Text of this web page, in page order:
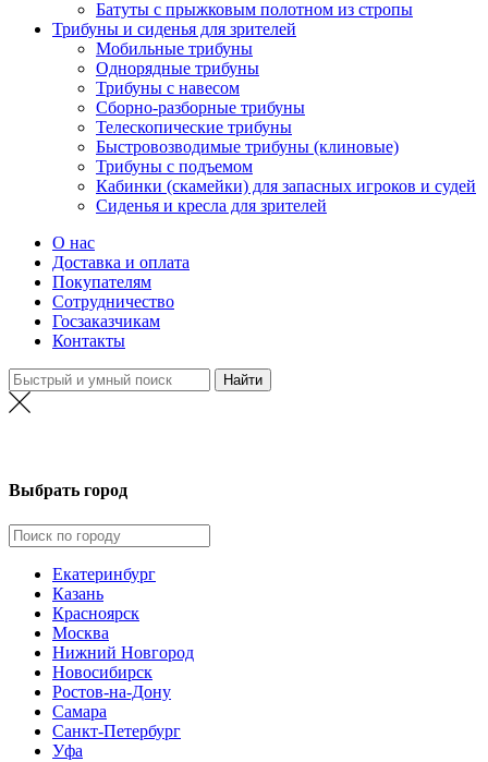
Батуты с прыжковым полотном из стропы
Трибуны и сиденья для зрителей
Мобильные трибуны
Однорядные трибуны
Трибуны с навесом
Сборно-разборные трибуны
Телескопические трибуны
Быстровозводимые трибуны (клиновые)
Трибуны с подъемом
Кабинки (скамейки) для запасных игроков и судей
Сиденья и кресла для зрителей
О нас
Доставка и оплата
Покупателям
Сотрудничество
Госзаказчикам
Контакты
Выбрать город
Екатеринбург
Казань
Красноярск
Москва
Нижний Новгород
Новосибирск
Ростов-на-Дону
Самара
Санкт-Петербург
Уфа